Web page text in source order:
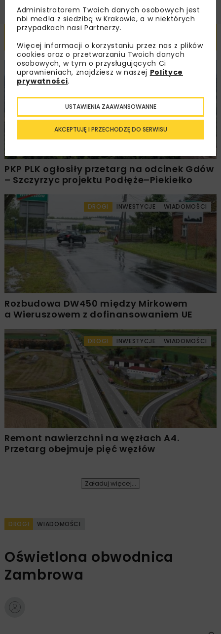
Powiązane artykuły
KOLEJ WIADOMOŚCI INWESTYCJE
PKP PLK ogłosiły przetarg na odcinek Gdów
– Szczyrzyc projektu Podłęże–Piekiełko
DROGI INWESTYCJE WIADOMOŚCI
Rozbudowa DW450 między Mirkowem
a Wieruszowem z dofinansowaniem UE
DROGI INWESTYCJE WIADOMOŚCI
Remont nawierzchni na węzłach A4.
Przetarg obejmuje pięć węzłów
Załaduj więcej...
DROGI WIADOMOŚCI
Oświetlona obwodnica
Zambrowa
Administratorem Twoich danych osobowych jest
nbi med!a z siedzibą w Krakowie, a w niektórych
przypadkach nasi Partnerzy.
Więcej informacji o korzystaniu przez nas z plików
cookies oraz o przetwarzaniu Twoich danych
osobowych, w tym o przysługujących Ci
uprawnieniach, znajdziesz w naszej Polityce
prywatności.
AKCEPTUJĘ I PRZECHODZĘ DO SERWISU
USTAWIENIA ZAAWANSOWANNE